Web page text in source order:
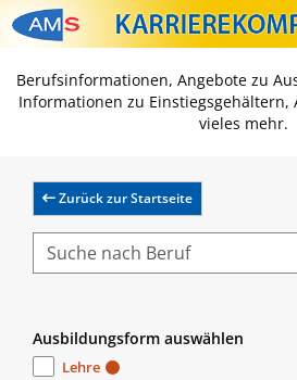
Berufsinformationen, Angebote zu
Informationen zu
vieles mehr.
Zurück zur Startseite
Ausbildungsform auswählen
Lehre